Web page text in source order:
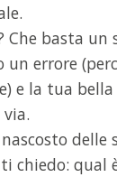
Che basta
un errore
e la tua
delle
chiedo: qual